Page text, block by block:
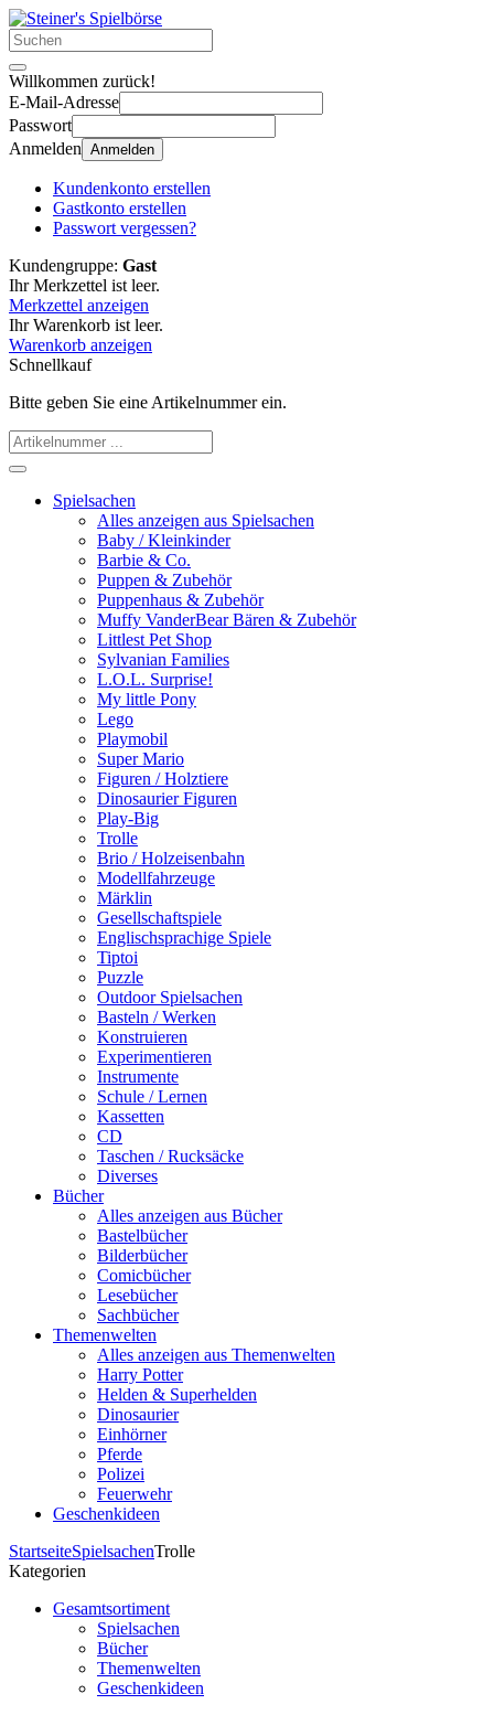
Willkommen zurück!
E-Mail-Adresse
Passwort
Anmelden Anmelden
Kundenkonto erstellen
Gastkonto erstellen
Passwort vergessen?
Kundengruppe: Gast
Ihr Merkzettel ist leer.
Merkzettel anzeigen
Ihr Warenkorb ist leer.
Warenkorb anzeigen
Schnellkauf
Bitte geben Sie eine Artikelnummer ein.
Spielsachen
Alles anzeigen aus Spielsachen
Baby / Kleinkinder
Barbie & Co.
Puppen & Zubehör
Puppenhaus & Zubehör
Muffy VanderBear Bären & Zubehör
Littlest Pet Shop
Sylvanian Families
L.O.L. Surprise!
My little Pony
Lego
Playmobil
Super Mario
Figuren / Holztiere
Dinosaurier Figuren
Play-Big
Trolle
Brio / Holzeisenbahn
Modellfahrzeuge
Märklin
Gesellschaftspiele
Englischsprachige Spiele
Tiptoi
Puzzle
Outdoor Spielsachen
Basteln / Werken
Konstruieren
Experimentieren
Instrumente
Schule / Lernen
Kassetten
CD
Taschen / Rucksäcke
Diverses
Bücher
Alles anzeigen aus Bücher
Bastelbücher
Bilderbücher
Comicbücher
Lesebücher
Sachbücher
Themenwelten
Alles anzeigen aus Themenwelten
Harry Potter
Helden & Superhelden
Dinosaurier
Einhörner
Pferde
Polizei
Feuerwehr
Geschenkideen
StartseiteSpielsachenTrolle
Kategorien
Gesamtsortiment
Spielsachen
Bücher
Themenwelten
Geschenkideen